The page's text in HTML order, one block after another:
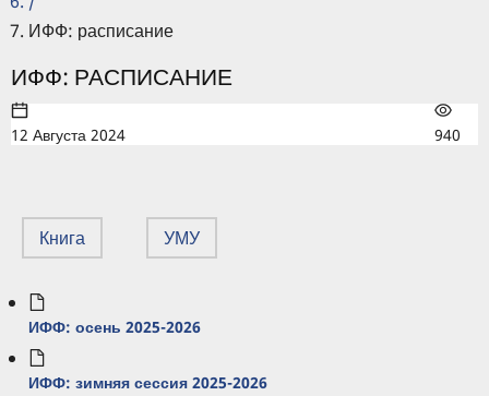
ИФФ: расписание
ИФФ: РАСПИСАНИЕ
12 Августа 2024 940
Книга УМУ
ИФФ: осень 2025-2026
ИФФ: зимняя сессия 2025-2026